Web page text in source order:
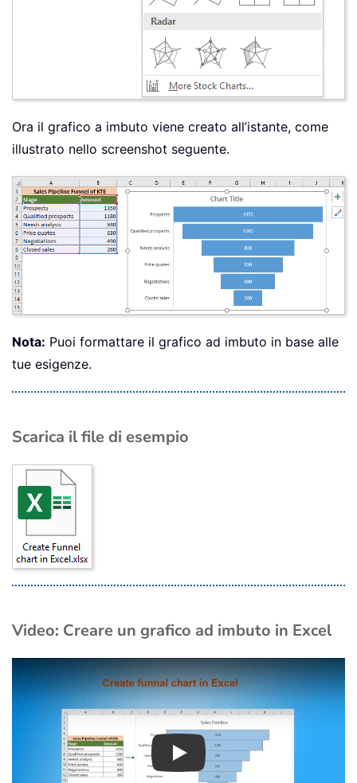
Ora il grafico a imbuto viene creato all’istante, come
illustrato nello screenshot seguente.
Nota: Puoi formattare il grafico ad imbuto in base alle
tue esigenze.
Scarica il file di esempio
Video: Creare un grafico ad imbuto in Excel
Play